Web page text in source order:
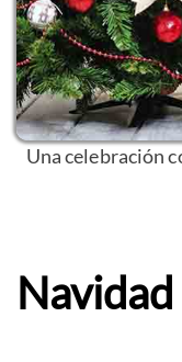
Una celebración
Navidad